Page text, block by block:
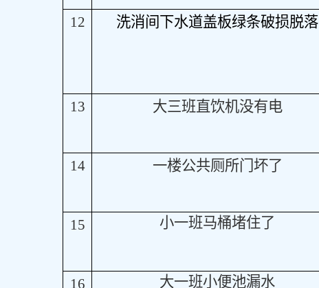
12 洗消间下水道盖板绿条破损脱落
13 大三班直饮机没有电
14 一楼公共厕所门坏了
15 小一班马桶堵住了
16 大一班小便池漏水